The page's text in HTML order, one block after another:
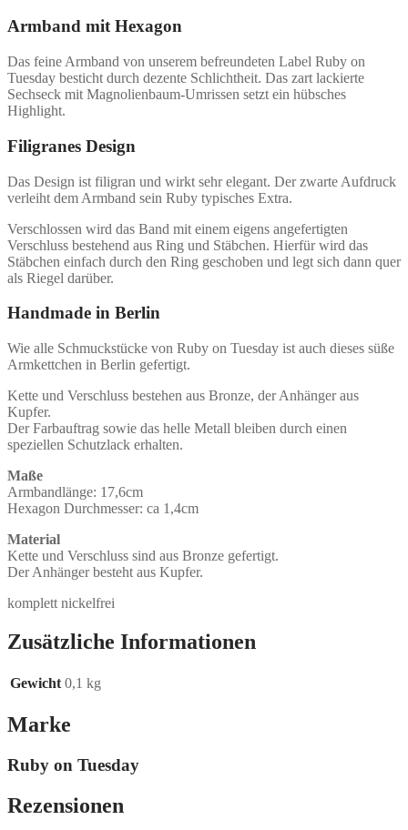
Armband mit Hexagon
Das feine Armband von unserem befreundeten Label Ruby on
Tuesday besticht durch dezente Schlichtheit. Das zart lackierte
Sechseck mit Magnolienbaum-Umrissen setzt ein hübsches
Highlight.
Filigranes Design
Das Design ist filigran und wirkt sehr elegant. Der zwarte Aufdruck
verleiht dem Armband sein Ruby typisches Extra.
Verschlossen wird das Band mit einem eigens angefertigten
Verschluss bestehend aus Ring und Stäbchen. Hierfür wird das
Stäbchen einfach durch den Ring geschoben und legt sich dann quer
als Riegel darüber.
Handmade in Berlin
Wie alle Schmuckstücke von Ruby on Tuesday ist auch dieses süße
Armkettchen in Berlin gefertigt.
Kette und Verschluss bestehen aus Bronze, der Anhänger aus
Kupfer.
Der Farbauftrag sowie das helle Metall bleiben durch einen
speziellen Schutzlack erhalten.
Maße
Armbandlänge: 17,6cm
Hexagon Durchmesser: ca 1,4cm
Material
Kette und Verschluss sind aus Bronze gefertigt.
Der Anhänger besteht aus Kupfer.
komplett nickelfrei
Zusätzliche Informationen
Gewicht 0,1 kg
Marke
Ruby on Tuesday
Rezensionen